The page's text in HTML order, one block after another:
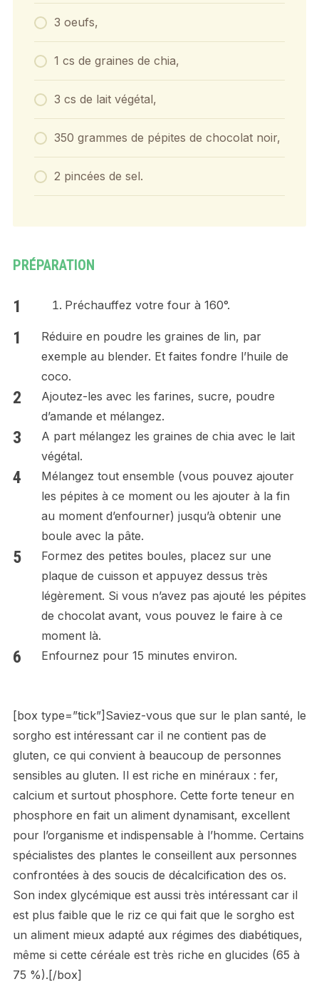
3 oeufs,
1 cs de graines de chia,
3 cs de lait végétal,
350 grammes de pépites de chocolat noir,
2 pincées de sel.
PRÉPARATION
Préchauffez votre four à 160°.
Réduire en poudre les graines de lin, par
exemple au blender. Et faites fondre l’huile de
coco.
Ajoutez-les avec les farines, sucre, poudre
d’amande et mélangez.
A part mélangez les graines de chia avec le lait
végétal.
Mélangez tout ensemble (vous pouvez ajouter
les pépites à ce moment ou les ajouter à la fin
au moment d’enfourner) jusqu’à obtenir une
boule avec la pâte.
Formez des petites boules, placez sur une
plaque de cuisson et appuyez dessus très
légèrement. Si vous n’avez pas ajouté les pépites
de chocolat avant, vous pouvez le faire à ce
moment là.
Enfournez pour 15 minutes environ.
[box type=”tick”]Saviez-vous que sur le plan santé, le
sorgho est intéressant car il ne contient pas de
gluten, ce qui convient à beaucoup de personnes
sensibles au gluten. Il est riche en minéraux : fer,
calcium et surtout phosphore. Cette forte teneur en
phosphore en fait un aliment dynamisant, excellent
pour l’organisme et indispensable à l’homme. Certains
spécialistes des plantes le conseillent aux personnes
confrontées à des soucis de décalcification des os.
Son index glycémique est aussi très intéressant car il
est plus faible que le riz ce qui fait que le sorgho est
un aliment mieux adapté aux régimes des diabétiques,
même si cette céréale est très riche en glucides (65 à
75 %).[/box]